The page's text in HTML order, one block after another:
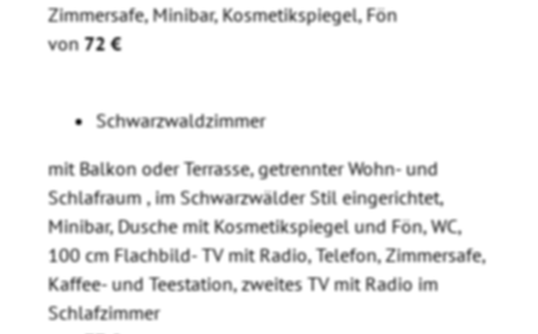
Zimmersafe, Minibar, Kosmetikspiegel, Fön
von 72 €
Schwarzwaldzimmer
mit Balkon oder Terrasse, getrennter Wohn- und
Schlafraum , im Schwarzwälder Stil eingerichtet,
Minibar, Dusche mit Kosmetikspiegel und Fön, WC,
100 cm Flachbild- TV mit Radio, Telefon, Zimmersafe,
Kaffee- und Teestation, zweites TV mit Radio im
Schlafzimmer